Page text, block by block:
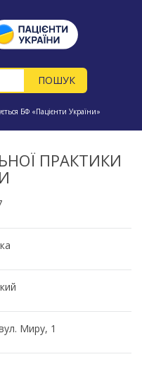
БФ «Пацієнти України»
ПРАКТИКИ
Миру, 1